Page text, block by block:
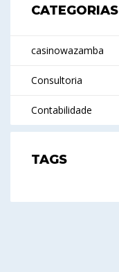
CATEGORIAS
casinowazamba
Consultoria
Contabilidade
TAGS